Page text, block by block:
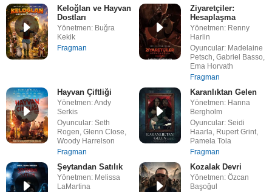
Keloğlan ve Hayvan
Dostları
Yönetmen: Buğra
Kekik
Fragman
Ziyaretçiler:
Hesaplaşma
Yönetmen: Renny
Harlin
Oyuncular: Madelaine
Petsch, Gabriel Basso,
Ema Horvath
Fragman
Hayvan Çiftliği
Yönetmen: Andy
Serkis
Oyuncular: Seth
Rogen, Glenn Close,
Woody Harrelson
Fragman
Karanlıktan Gelen
Yönetmen: Hanna
Bergholm
Oyuncular: Seidi
Haarla, Rupert Grint,
Pamela Tola
Fragman
Şeytandan Satılık
Yönetmen: Melissa
LaMartina
Kozalak Devri
Yönetmen: Özcan
Başoğul